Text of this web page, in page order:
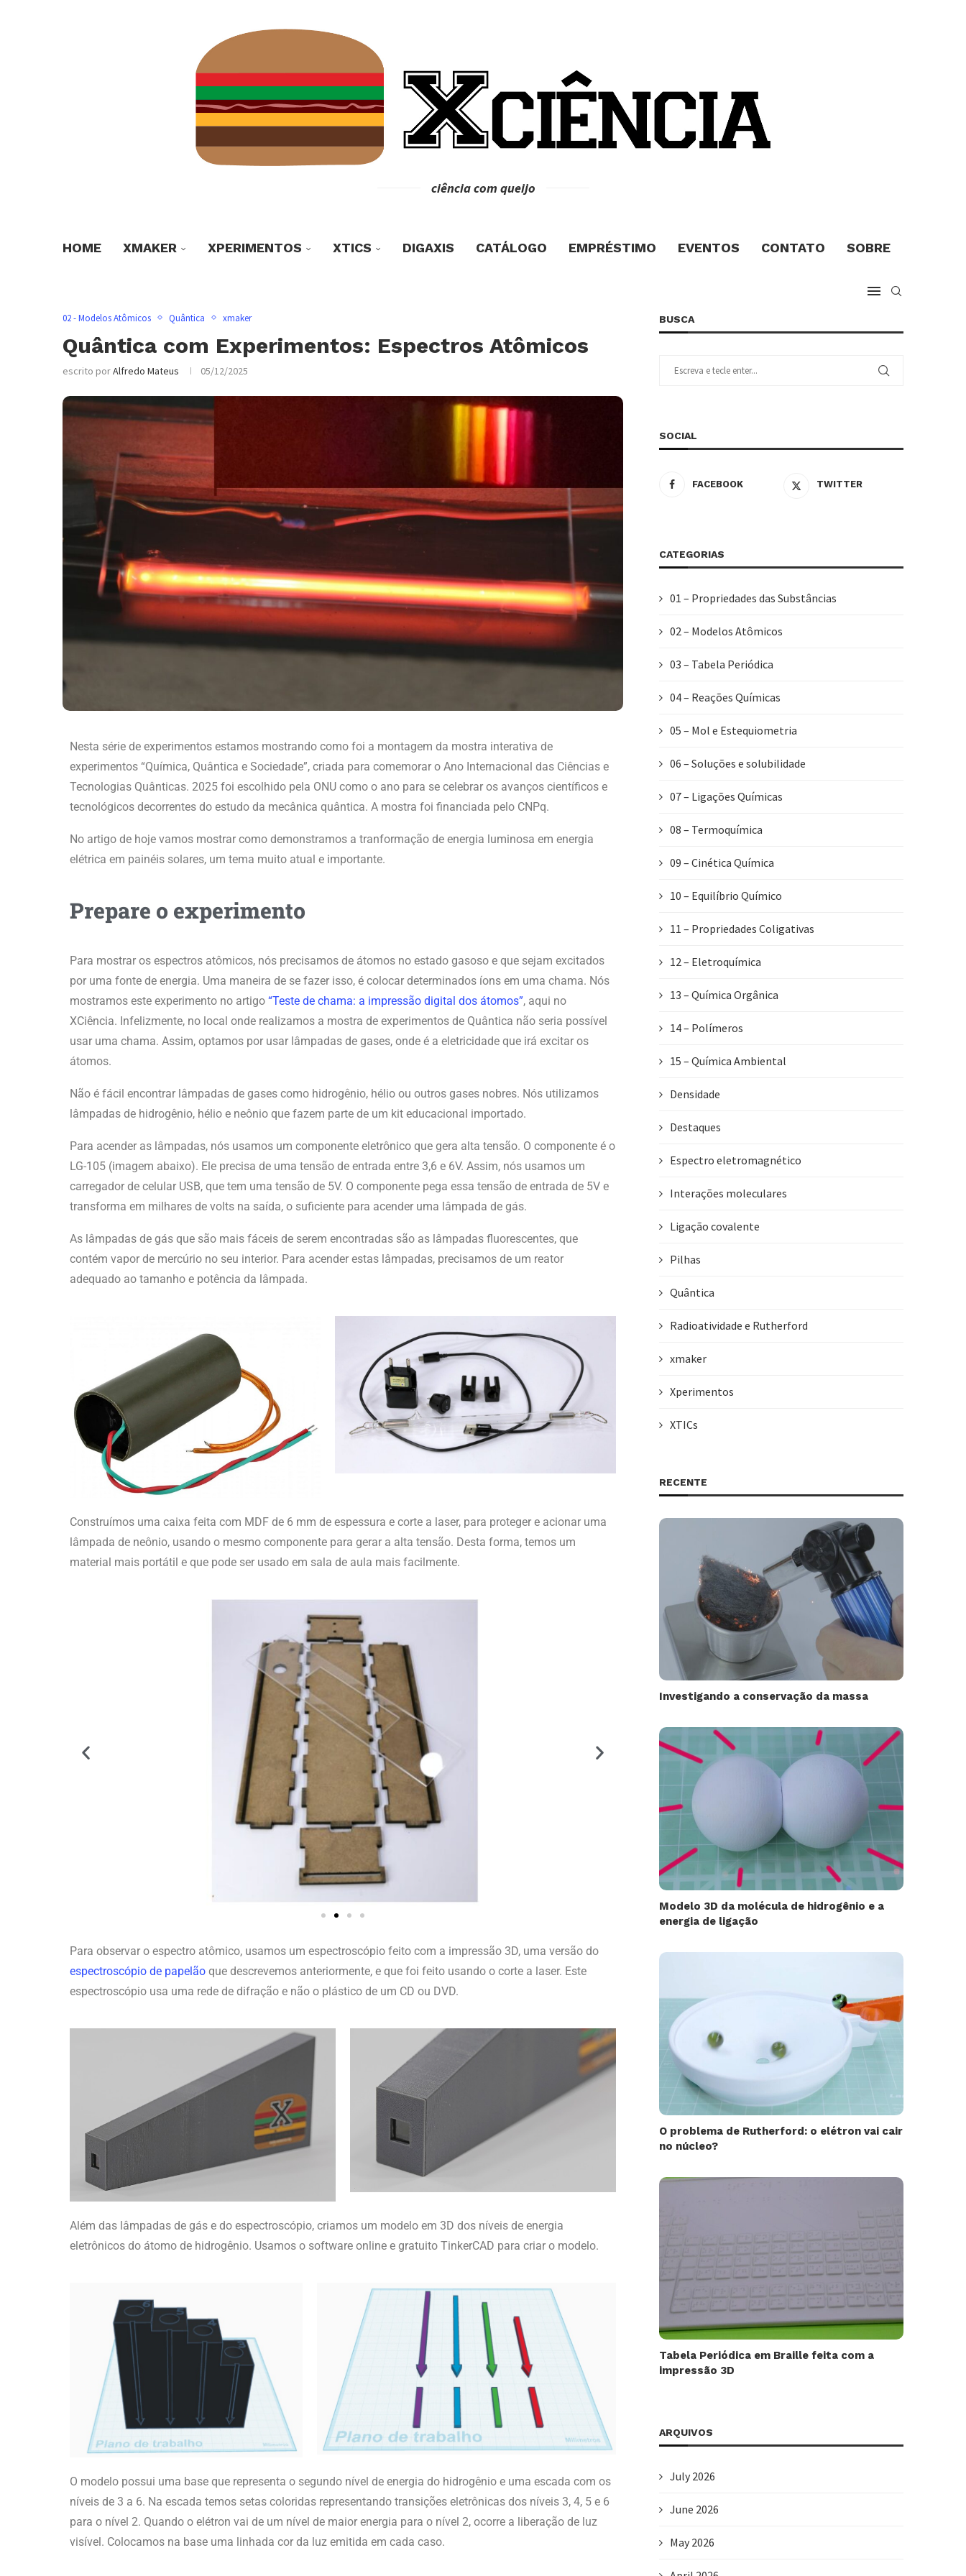
ciência com queijo
HOME XMAKER XPERIMENTOS XTICS DIGAXIS CATÁLOGO EMPRÉSTIMO EVENTOS CONTATO SOBRE
02 - Modelos Atômicos Quântica xmaker
Quântica com Experimentos: Espectros Atômicos
escrito porAlfredo Mateus 05/12/2025
Nesta série de experimentos estamos mostrando como foi a montagem da mostra interativa de
experimentos “Química, Quântica e Sociedade”, criada para comemorar o Ano Internacional das Ciências e
Tecnologias Quânticas. 2025 foi escolhido pela ONU como o ano para se celebrar os avanços científicos e
tecnológicos decorrentes do estudo da mecânica quântica. A mostra foi financiada pelo CNPq.
No artigo de hoje vamos mostrar como demonstramos a tranformação de energia luminosa em energia
elétrica em painéis solares, um tema muito atual e importante.
Prepare o experimento
Para mostrar os espectros atômicos, nós precisamos de átomos no estado gasoso e que sejam excitados
por uma fonte de energia. Uma maneira de se fazer isso, é colocar determinados íons em uma chama. Nós
mostramos este experimento no artigo “Teste de chama: a impressão digital dos átomos”, aqui no
XCiência. Infelizmente, no local onde realizamos a mostra de experimentos de Quântica não seria possível
usar uma chama. Assim, optamos por usar lâmpadas de gases, onde é a eletricidade que irá excitar os
átomos.
Não é fácil encontrar lâmpadas de gases como hidrogênio, hélio ou outros gases nobres. Nós utilizamos
lâmpadas de hidrogênio, hélio e neônio que fazem parte de um kit educacional importado.
Para acender as lâmpadas, nós usamos um componente eletrônico que gera alta tensão. O componente é o
LG-105 (imagem abaixo). Ele precisa de uma tensão de entrada entre 3,6 e 6V. Assim, nós usamos um
carregador de celular USB, que tem uma tensão de 5V. O componente pega essa tensão de entrada de 5V e
transforma em milhares de volts na saída, o suficiente para acender uma lâmpada de gás.
As lâmpadas de gás que são mais fáceis de serem encontradas são as lâmpadas fluorescentes, que
contém vapor de mercúrio no seu interior. Para acender estas lâmpadas, precisamos de um reator
adequado ao tamanho e potência da lâmpada.
Construímos uma caixa feita com MDF de 6 mm de espessura e corte a laser, para proteger e acionar uma
lâmpada de neônio, usando o mesmo componente para gerar a alta tensão. Desta forma, temos um
material mais portátil e que pode ser usado em sala de aula mais facilmente.
Para observar o espectro atômico, usamos um espectroscópio feito com a impressão 3D, uma versão do
espectroscópio de papelão que descrevemos anteriormente, e que foi feito usando o corte a laser. Este
espectroscópio usa uma rede de difração e não o plástico de um CD ou DVD.
Além das lâmpadas de gás e do espectroscópio, criamos um modelo em 3D dos níveis de energia
eletrônicos do átomo de hidrogênio. Usamos o software online e gratuito TinkerCAD para criar o modelo.
O modelo possui uma base que representa o segundo nível de energia do hidrogênio e uma escada com os
níveis de 3 a 6. Na escada temos setas coloridas representando transições eletrônicas dos níveis 3, 4, 5 e 6
para o nível 2. Quando o elétron vai de um nível de maior energia para o nível 2, ocorre a liberação de luz
visível. Colocamos na base uma linhada cor da luz emitida em cada caso.
BUSCA
SOCIAL
FACEBOOK TWITTER
CATEGORIAS
01 – Propriedades das Substâncias
02 – Modelos Atômicos
03 – Tabela Periódica
04 – Reações Químicas
05 – Mol e Estequiometria
06 – Soluções e solubilidade
07 – Ligações Químicas
08 – Termoquímica
09 – Cinética Química
10 – Equilíbrio Químico
11 – Propriedades Coligativas
12 – Eletroquímica
13 – Química Orgânica
14 – Polímeros
15 – Química Ambiental
Densidade
Destaques
Espectro eletromagnético
Interações moleculares
Ligação covalente
Pilhas
Quântica
Radioatividade e Rutherford
xmaker
Xperimentos
XTICs
RECENTE
Investigando a conservação da massa
Modelo 3D da molécula de hidrogênio e a
energia de ligação
O problema de Rutherford: o elétron vai cair
no núcleo?
Tabela Periódica em Braille feita com a
impressão 3D
ARQUIVOS
July 2026
June 2026
May 2026